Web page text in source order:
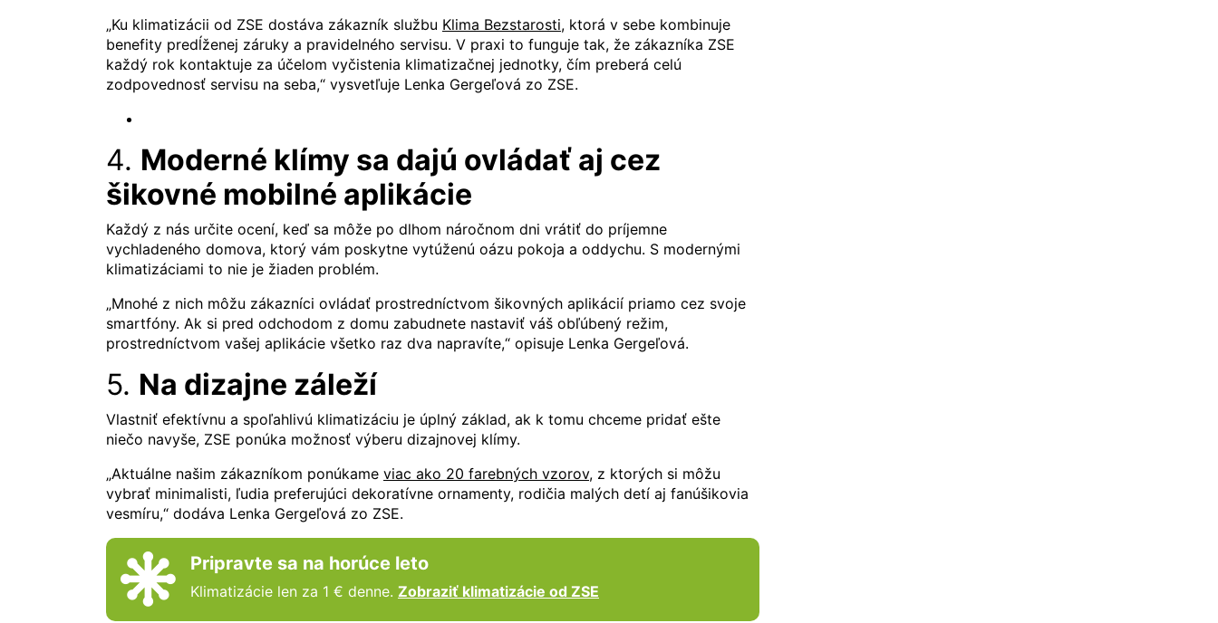
„Ku klimatizácii od ZSE dostáva zákazník službu Klima Bezstarosti, ktorá v sebe kombinuje
benefity predĺženej záruky a pravidelného servisu. V praxi to funguje tak, že zákazníka ZSE
každý rok kontaktuje za účelom vyčistenia klimatizačnej jednotky, čím preberá celú
zodpovednosť servisu na seba,“ vysvetľuje Lenka Gergeľová zo ZSE.
4. Moderné klímy sa dajú ovládať aj cez
šikovné mobilné aplikácie
Každý z nás určite ocení, keď sa môže po dlhom náročnom dni vrátiť do príjemne
vychladeného domova, ktorý vám poskytne vytúženú oázu pokoja a oddychu. S modernými
klimatizáciami to nie je žiaden problém.
„Mnohé z nich môžu zákazníci ovládať prostredníctvom šikovných aplikácií priamo cez svoje
smartfóny. Ak si pred odchodom z domu zabudnete nastaviť váš obľúbený režim,
prostredníctvom vašej aplikácie všetko raz dva napravíte,“ opisuje Lenka Gergeľová.
5. Na dizajne záleží
Vlastniť efektívnu a spoľahlivú klimatizáciu je úplný základ, ak k tomu chceme pridať ešte
niečo navyše, ZSE ponúka možnosť výberu dizajnovej klímy.
„Aktuálne našim zákazníkom ponúkame viac ako 20 farebných vzorov, z ktorých si môžu
vybrať minimalisti, ľudia preferujúci dekoratívne ornamenty, rodičia malých detí aj fanúšikovia
vesmíru,“ dodáva Lenka Gergeľová zo ZSE.
Pripravte sa na horúce leto
Klimatizácie len za 1 € denne. Zobraziť klimatizácie od ZSE